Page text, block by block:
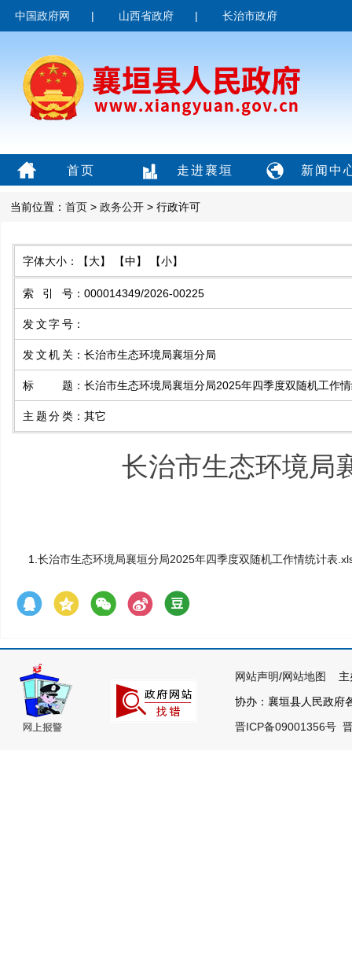
中国政府网 | 山西省政府 | 长治市政府
首页 走进襄垣 新闻中
当前位置： 首页 > 政务公开 > 行政许可
字体大小： 【大】 【中】 【小】
索引号 ： 000014349/2026-00225
发文字号 ：
发文机关 ： 长治市生态环境局襄垣分局
标题 ： 长治市生态环境局襄垣分局2025年四季度双随机工作
主题分类 ： 其它
长治市生态环境局
1. 长治市生态环境局襄垣分局2025年四季度双随机工作情统计表
网站声明/网站地图
主
协办：襄垣县人民政
晋ICP备09001356号